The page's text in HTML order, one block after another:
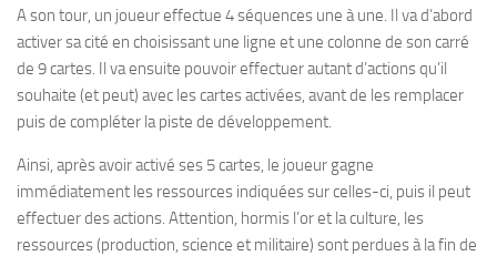
A son tour, un joueur effectue 4 séquences une à une. Il va d’abord
activer sa cité en choisissant une ligne et une colonne de son carré
de 9 cartes. Il va ensuite pouvoir effectuer autant d’actions qu’il
souhaite (et peut) avec les cartes activées, avant de les remplacer
puis de compléter la piste de développement.
Ainsi, après avoir activé ses 5 cartes, le joueur gagne
immédiatement les ressources indiquées sur celles-ci, puis il peut
effectuer des actions. Attention, hormis l’or et la culture, les
ressources (production, science et militaire) sont perdues à la fin de